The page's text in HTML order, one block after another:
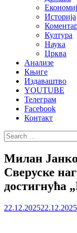
Историја
Култура
Наука
Црква
Анализе
Књиге
Издаваштво
YOUTUBE
Телеграм
Facebook
Контакт
Search
for:
Милан
Сверуске
достигнућа
22.12.202522.12.2025